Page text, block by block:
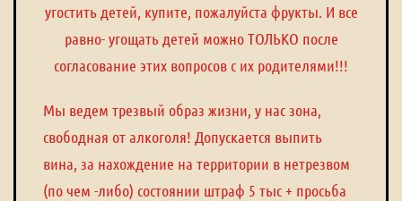
угостить детей, купите, пожалуйста фрукты. И все
равно- угощать детей можно ТОЛЬКО после
согласование этих вопросов с их родителями!!!
Мы ведем трезвый образ жизни, у нас зона,
свободная от алкоголя! Допускается выпить
вина, за нахождение на территории в нетрезвом
(по чем -либо) состоянии штраф 5 тыс + просьба